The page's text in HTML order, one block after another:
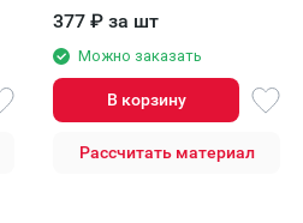
377 ₽ за шт
Можно заказать
В корзину
Рассчитать материал